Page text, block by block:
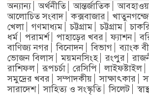
অন্যান্য অর্থনীতি আন্তর্জাতিক
আলোচিত সংবাদ
কক্সবাজার
খেলা
গণমাধ্যম চট্টগ্রাম চট্টগ্রাম
ধর্ম
পরামর্শ পাহাড়ের খবর ফ্যাশন
বাণিজ্য নগর
বিনোদন বিভাগ ব্যাংক
ভোজন বিলাস
ময়মনসিংহ রংপুর
রাশিফল
রূপচর্চা রেসিপি লাইফষ্টাইল
সমুদ্রের খবর
সম্পাদকীয় সাক্ষাৎকার
সারাদেশ
সাহিত্য ও সংস্কৃতি সিলেট